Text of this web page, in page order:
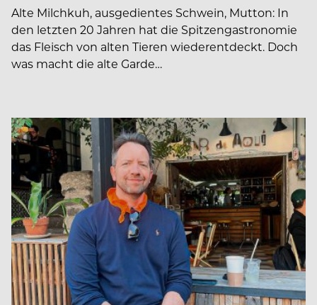
Alte Milchkuh, ausgedientes Schwein, Mutton: In
den letzten 20 Jahren hat die Spitzengastronomie
das Fleisch von alten Tieren wiederentdeckt. Doch
was macht die alte Garde…